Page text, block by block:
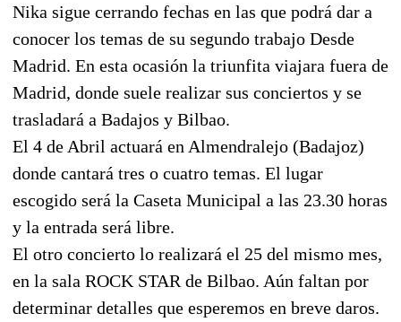
Nika sigue cerrando fechas en las que podrá dar a
conocer los temas de su segundo trabajo Desde
Madrid. En esta ocasión la triunfita viajara fuera de
Madrid, donde suele realizar sus conciertos y se
trasladará a Badajos y Bilbao.
El 4 de Abril actuará en Almendralejo (Badajoz)
donde cantará tres o cuatro temas. El lugar
escogido será la Caseta Municipal a las 23.30 horas
y la entrada será libre.
El otro concierto lo realizará el 25 del mismo mes,
en la sala ROCK STAR de Bilbao. Aún faltan por
determinar detalles que esperemos en breve daros.